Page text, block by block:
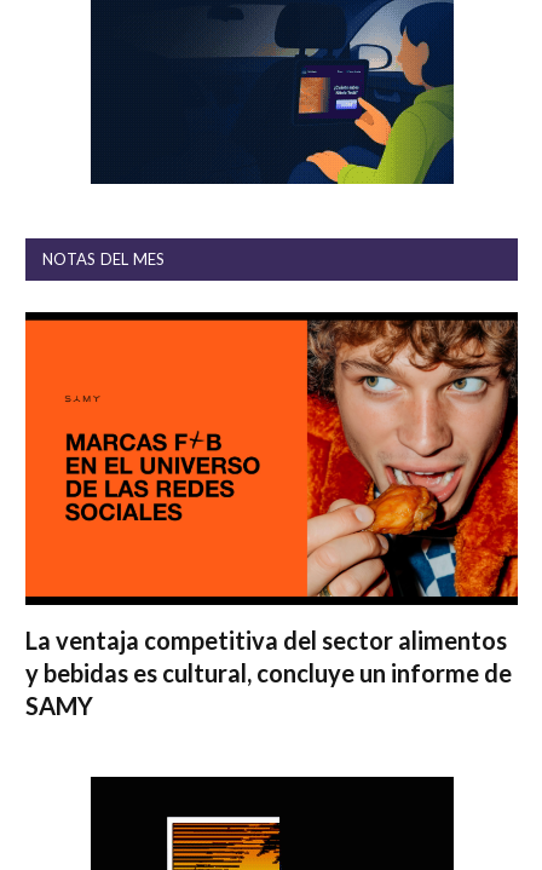
NOTAS DEL MES
La ventaja competitiva del sector alimentos
y bebidas es cultural, concluye un informe de
SAMY